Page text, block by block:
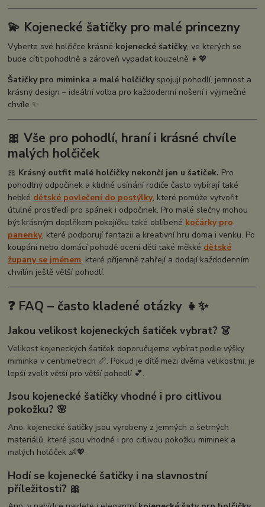
💫 Kojenecké šatičky pro malé princezny
Vyberte své holčičce krásné kojenecké šatičky, ve kterých se
bude cítit pohodlně a zároveň vypadat kouzelně 👧💖
Šatičky pro miminka a malé holčičkyspojují pohodlí, jemnost a
krásný design – ideální volba pro každodenní nošení i výjimečné
chvíle ✨
🎀 Vše pro pohodlí, hraní i krásné chvíle
malých holčiček
🎀 Krásný outfit malé holčičky nekončí jen u šatiček. Pro
pohodlný odpočinek a klidné usínání rodiče často vybírají také
hebké dětské povlečení do postýlky, které pomůže vytvořit
útulné prostředí pro spánek i odpočinek. Pro malé slečny mohou
být krásným doplňkem pokojíčku také oblíbené kočárky pro
panenky, které podporují fantazii a kreativní hru doma i venku. Po
koupání nebo domácí pohodě ocení děti také měkké dětské
župany se jménem, které příjemně zahřejí a dodají každodenním
chvílím ještě větší pohodlí.
❓ FAQ – často kladené otázky 👧✨
Jakou velikost kojeneckých šatiček vybrat? 👗
Velikost kojeneckých šatiček doporučujeme vybírat podle výšky
miminka v centimetrech 📏. Pokud je dítě mezi dvěma velikostmi, je
lepší zvolit větší pro větší pohodlí 💕.
Jsou kojenecké šatičky vhodné i pro citlivou
pokožku? 🌸
Ano, kojenecké šatičky jsou vyrobeny z jemných a šetrných
materiálů, které jsou vhodné i pro citlivou pokožku miminek a
malých holčiček 👶💖.
Hodí se kojenecké šatičky i na slavnostní
příležitosti? 🎀